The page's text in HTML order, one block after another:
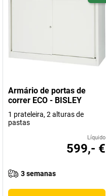
Armário de portas de
correr ECO - BISLEY
1 prateleira, 2 alturas de
pastas
Líquido
599,- €
3 semanas